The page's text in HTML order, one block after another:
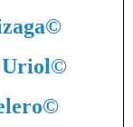
©
©
©